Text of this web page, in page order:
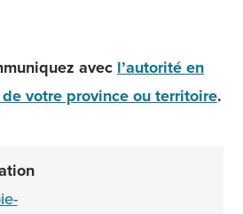
avec l’autorité en
votre province ou territoire.